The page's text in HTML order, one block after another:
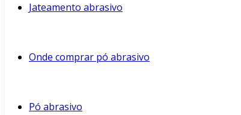
Jateamento abrasivo
Onde comprar pó abrasivo
Pó abrasivo